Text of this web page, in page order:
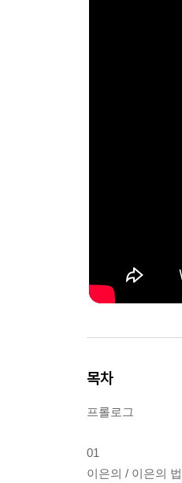
목차
프롤로그
01
이은의 / 이은의